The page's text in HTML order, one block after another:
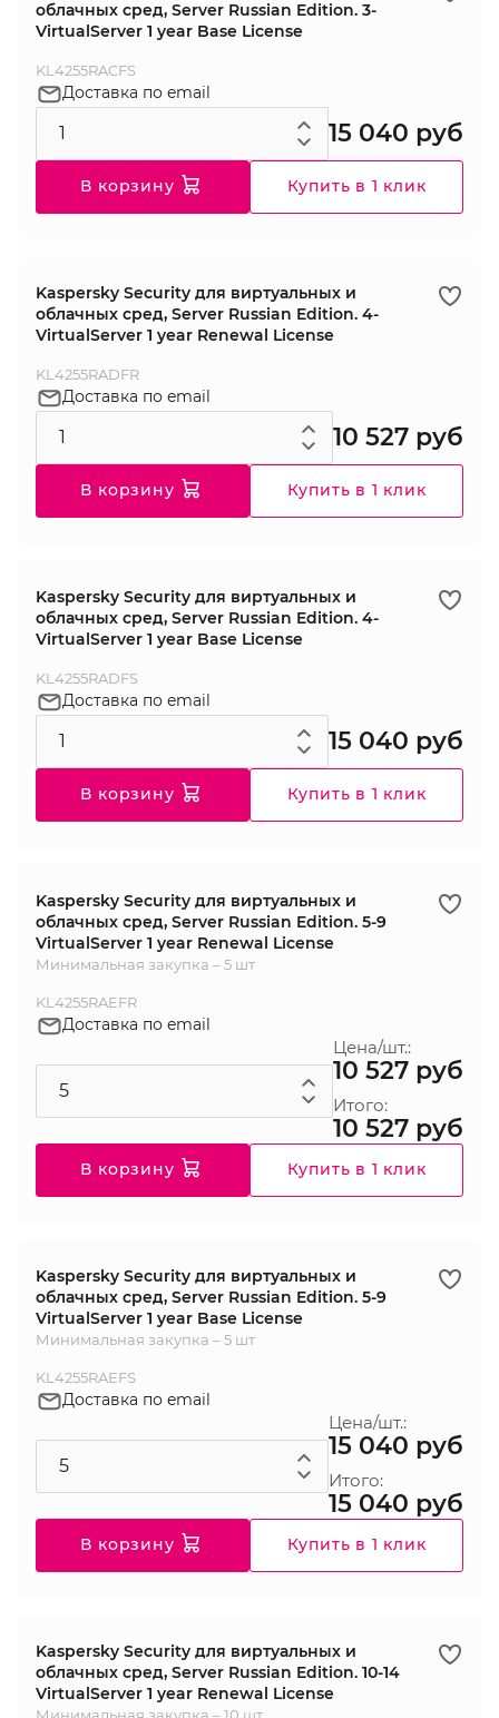
облачных сред, Server Russian Edition. 3-
VirtualServer 1 year Base License
KL4255RACFS
Доставка по email
15 040 руб
В корзину Купить в 1 клик
Kaspersky Security для виртуальных и
облачных сред, Server Russian Edition. 4-
VirtualServer 1 year Renewal License
KL4255RADFR
Доставка по email
10 527 руб
В корзину Купить в 1 клик
Kaspersky Security для виртуальных и
облачных сред, Server Russian Edition. 4-
VirtualServer 1 year Base License
KL4255RADFS
Доставка по email
15 040 руб
В корзину Купить в 1 клик
Kaspersky Security для виртуальных и
облачных сред, Server Russian Edition. 5-9
VirtualServer 1 year Renewal License
Минимальная закупка – 5 шт
KL4255RAEFR
Доставка по email
Цена/шт.:
10 527 руб
Итого:
10 527 руб
В корзину Купить в 1 клик
Kaspersky Security для виртуальных и
облачных сред, Server Russian Edition. 5-9
VirtualServer 1 year Base License
Минимальная закупка – 5 шт
KL4255RAEFS
Доставка по email
Цена/шт.:
15 040 руб
Итого:
15 040 руб
В корзину Купить в 1 клик
Kaspersky Security для виртуальных и
облачных сред, Server Russian Edition. 10-14
VirtualServer 1 year Renewal License
Минимальная закупка – 10 шт